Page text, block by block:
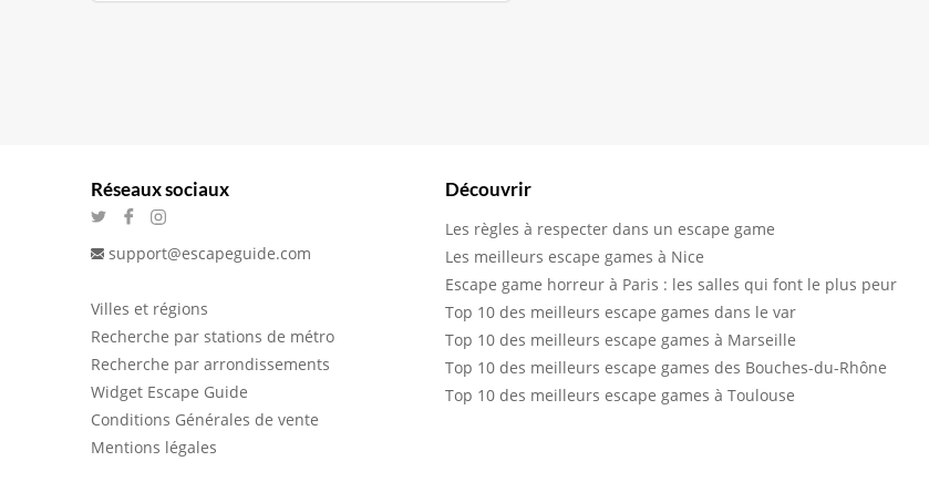
Réseaux sociaux
support@escapeguide.com
Villes et régions
Recherche par stations de métro
Recherche par arrondissements
Widget Escape Guide
Conditions Générales de vente
Mentions légales
Découvrir
Les règles à respecter dans un escape game
Les meilleurs escape games à Nice
Escape game horreur à Paris : les salles qui font le plus peur
Top 10 des meilleurs escape games dans le var
Top 10 des meilleurs escape games à Marseille
Top 10 des meilleurs escape games des Bouches-du-Rhône
Top 10 des meilleurs escape games à Toulouse